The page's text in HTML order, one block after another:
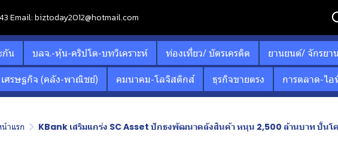
Email: biztoday2012@hotmail.com
กัน บลจ.-หุ้น-คริปโต-บทวิเคราะห์ ท่องเที่ยว/ บัตรเครดิต ยานยนต์/ จักรยา
เศรษฐกิจ (คลัง-พาณิชย์) คมนาคม-โลจิสติกส์ ธุรกิจขายตรง การตลาด-ไอ
าแรก KBank เสริมแกร่ง SC Asset ปักธงพัฒนาคลังสินค้า หนุน 2,500 ล้านบาท ปั้นโ